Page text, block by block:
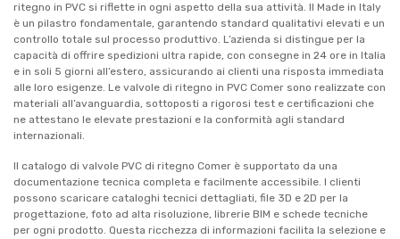
ritegno in PVC si riflette in ogni aspetto della sua attività. Il Made in Italy
è un pilastro fondamentale, garantendo standard qualitativi elevati e un
controllo totale sul processo produttivo. L’azienda si distingue per la
capacità di offrire spedizioni ultra rapide, con consegne in 24 ore in Italia
e in soli 5 giorni all’estero, assicurando ai clienti una risposta immediata
alle loro esigenze. Le valvole di ritegno in PVC Comer sono realizzate con
materiali all’avanguardia, sottoposti a rigorosi test e certificazioni che
ne attestano le elevate prestazioni e la conformità agli standard
internazionali.
Il catalogo di valvole PVC di ritegno Comer è supportato da una
documentazione tecnica completa e facilmente accessibile. I clienti
possono scaricare cataloghi tecnici dettagliati, file 3D e 2D per la
progettazione, foto ad alta risoluzione, librerie BIM e schede tecniche
per ogni prodotto. Questa ricchezza di informazioni facilita la selezione e